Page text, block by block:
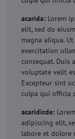
acarida: Lorem
elit, sed do
magna aliqua.
exercitation
consequat. Duis
voluptate velit
Excepteur sint
culpa qui officia
acaridicde:
adipiscing elit,
labore et dolore